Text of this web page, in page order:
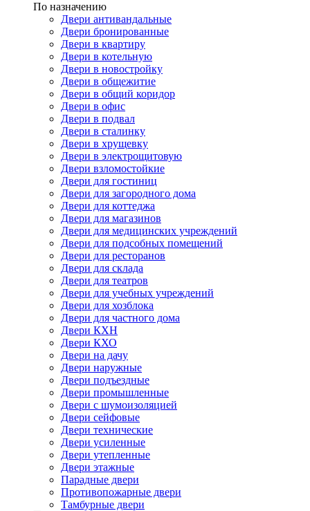
По назначению
Двери антивандальные
Двери бронированные
Двери в квартиру
Двери в котельную
Двери в новостройку
Двери в общежитие
Двери в общий коридор
Двери в офис
Двери в подвал
Двери в сталинку
Двери в хрущевку
Двери в электрощитовую
Двери взломостойкие
Двери для гостиниц
Двери для загородного дома
Двери для коттеджа
Двери для магазинов
Двери для медицинских учреждений
Двери для подсобных помещений
Двери для ресторанов
Двери для склада
Двери для театров
Двери для учебных учреждений
Двери для хозблока
Двери для частного дома
Двери КХН
Двери КХО
Двери на дачу
Двери наружные
Двери подъездные
Двери промышленные
Двери с шумоизоляцией
Двери сейфовые
Двери технические
Двери усиленные
Двери утепленные
Двери этажные
Парадные двери
Противопожарные двери
Тамбурные двери